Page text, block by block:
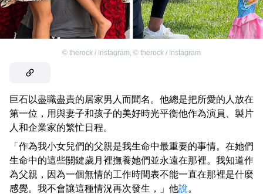
© therock / Instagram © therock / Instagram
巨石以盡職盡責的居家男人而聞名。他總是把所愛的人放在
第一位，用與妻子和孩子的美好時光平衡他作為演員、製片
人和企業家的繁忙日程。
「作為我小女兒們的父親是我生命中最重要的事情。在她們
生命中的這些關鍵歲月裡撫養她們並永遠在那裡。我知道作
為父親，因為一個無情的工作時間表不能一直在那裡是什麼
感覺。我不會讓這種情況再次發生，」他說。